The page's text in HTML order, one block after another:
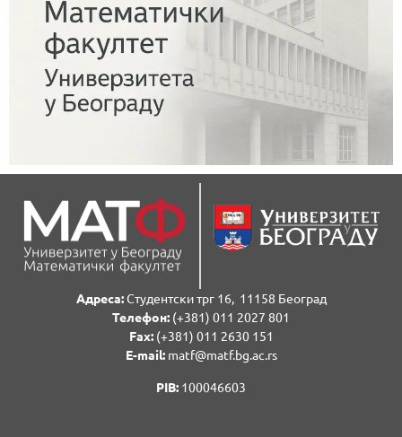
Адреса:Студентски трг 16, 11158 Београд
Телефон: (+381) 011 2027 801
Fаx:(+381) 011 2630 151
E-mail:matf@matf.bg.ac.rs
PIB: 100046603